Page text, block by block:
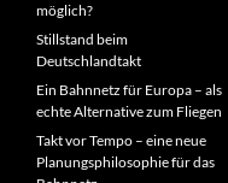
möglich?
Stillstand beim
Deutschlandtakt
Ein Bahnnetz für Europa – als
echte Alternative zum Fliegen
Takt vor Tempo – eine neue
Planungsphilosophie für das